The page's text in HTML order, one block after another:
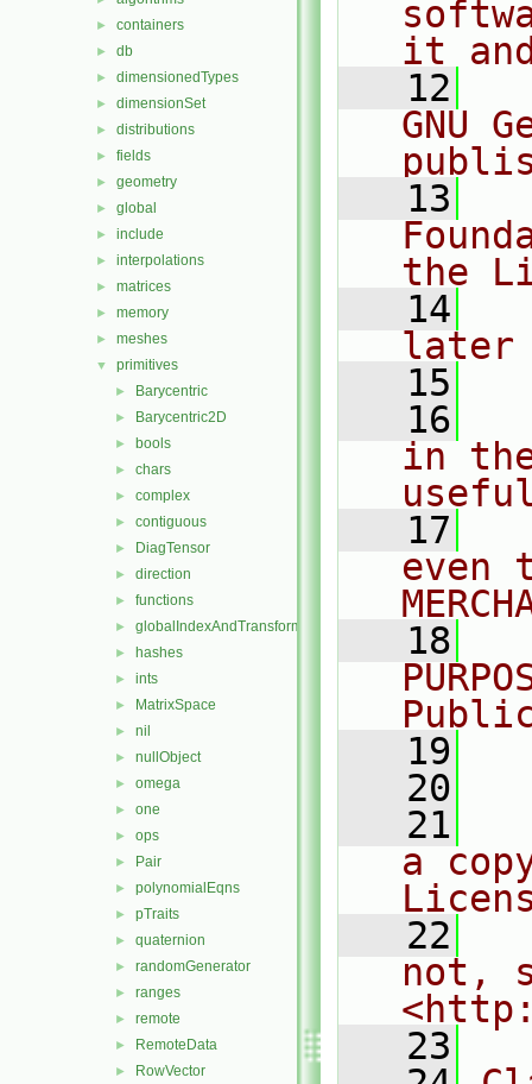
► containers
► db
► dimensionedTypes
► dimensionSet
► distributions
► fields
► geometry
► global
► include
► interpolations
► matrices
► memory
► meshes
▼ primitives
► Barycentric
► Barycentric2D
► bools
► chars
► complex
► contiguous
► DiagTensor
► direction
► functions
► globalIndexAndTransform
► hashes
► ints
► MatrixSpace
► nil
► nullObject
► omega
► one
► ops
► Pair
► polynomialEqns
► pTraits
► quaternion
► randomGenerator
► ranges
► remote
► RemoteData
► RowVector
it
   12
GNU
   13
the
   14
later
   15
   16
in
   17
even
   18
   19
   20
   21
a
   22
not,
   23